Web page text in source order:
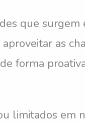
que surgem
as
forma
limitados em